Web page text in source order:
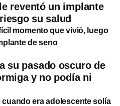
reventó un implante
su salud
momento que vivió, luego
de seno
su pasado oscuro de
y no podía ni
era adolescente solía